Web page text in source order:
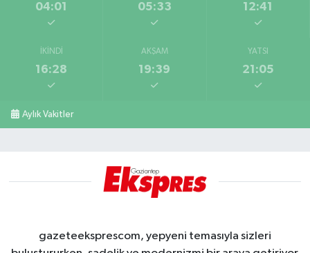
04:01 05:33 12:41
İKINDI
16:28
AKŞAM
19:39
YATSI
21:05
Aylık Vakitler
gazeteeksprescom, yepyeni temasıyla sizleri